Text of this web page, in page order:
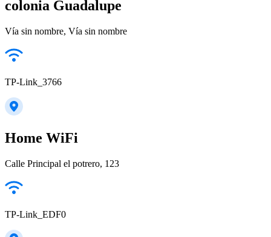
colonia Guadalupe
Vía sin nombre, Vía sin nombre
TP-Link_3766
Home WiFi
Calle Principal el potrero, 123
TP-Link_EDF0